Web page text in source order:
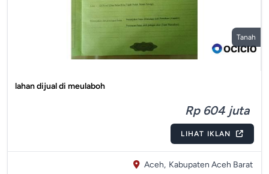
Tanah
lahan dijual di meulaboh
Rp 604 juta
LIHAT IKLAN
Aceh, Kabupaten Aceh Barat